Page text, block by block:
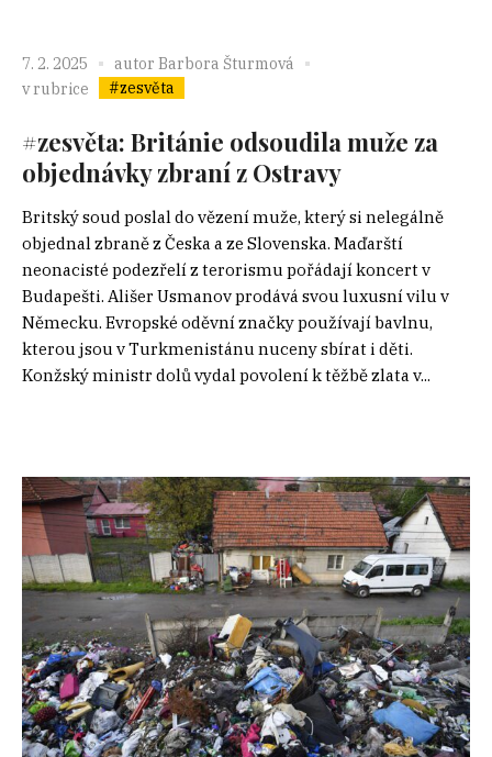
7. 2. 2025 autor Barbora Šturmová
v rubrice
#zesvěta
#zesvěta: Británie odsoudila muže za
objednávky zbraní z Ostravy
Britský soud poslal do vězení muže, který si nelegálně
objednal zbraně z Česka a ze Slovenska. Maďarští
neonacisté podezřelí z terorismu pořádají koncert v
Budapešti. Ališer Usmanov prodává svou luxusní vilu v
Německu. Evropské oděvní značky používají bavlnu,
kterou jsou v Turkmenistánu nuceny sbírat i děti.
Konžský ministr dolů vydal povolení k těžbě zlata v...